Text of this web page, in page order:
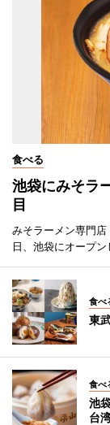
食べる
池袋にみそラ
目
みそラーメン専門
日、池袋にオープン
食べ
東
食べ
池
台